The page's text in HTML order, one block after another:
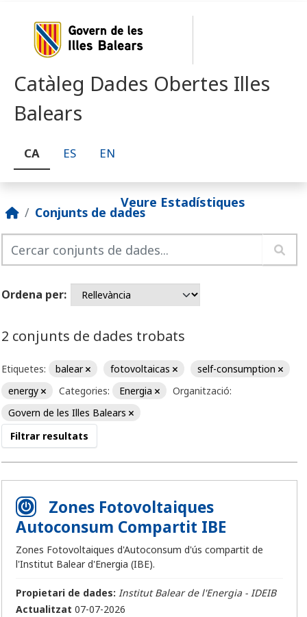
Catàleg Dades Obertes Illes
Balears
CA ES EN
Veure Estadístiques
Conjunts de dades
Ordena per
2 conjunts de dades trobats
Etiquetes: balear fotovoltaicas
self-consumption
energy
Categories: Energia
Organització:
Govern de les Illes Balears
Filtrar resultats
Zones Fotovoltaiques
Autoconsum Compartit IBE
Zones Fotovoltaiques d'Autoconsum d'ús compartit de
l'Institut Balear d'Energia (IBE).
Propietari de dades: Institut Balear de l'Energia - IDEIB
Actualitzat 07-07-2026